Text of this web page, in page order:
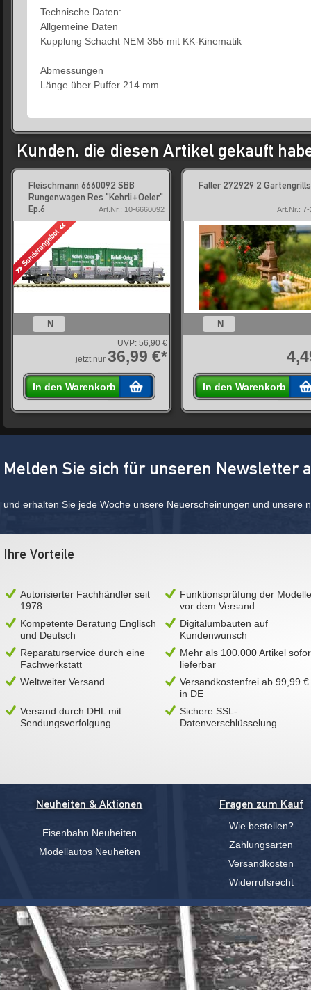
Technische Daten:
Allgemeine Daten
Kupplung Schacht NEM 355 mit KK-Kinematik
Abmessungen
Länge über Puffer 214 mm
Kunden, die diesen Artikel gekauft
Fleischmann 6660092 SBB
Rungenwagen Res "Kehrli+Oeler"
Ep.6
Art.Nr.: 10-6660092
N
UVP: 56,90 €
jetzt nur 36,99 €*
In den Warenkorb
Faller 272929 2 Gartengrills
Art.Nr.:
N
In den Warenkorb
Melden Sie sich für unseren Newsletter
und erhalten Sie jede Woche unsere Neuerscheinungen und unsere
Ihre Vorteile
Autorisierter Fachhändler seit
1978
Funktionsprüfung der Modelle
vor dem Versand
Kompetente Beratung Englisch
und Deutsch
Digitalumbauten auf
Kundenwunsch
Reparaturservice durch eine
Fachwerkstatt
Mehr als 100.000 Artikel
lieferbar
Weltweiter Versand
Versandkostenfrei ab 99,99 €
in DE
Versand durch DHL mit
Sendungsverfolgung
Sichere SSL-
Datenverschlüsselung
Neuheiten & Aktionen
Eisenbahn Neuheiten
Modellautos Neuheiten
Fragen zum Kauf
Wie bestellen?
Zahlungsarten
Versandkosten
Widerrufsrecht